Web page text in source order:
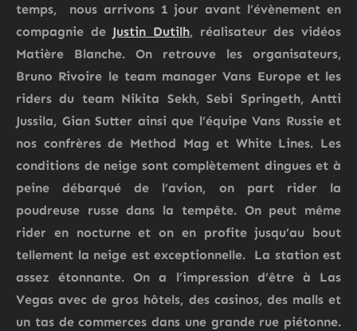
temps, nous arrivons 1 jour avant l’évènement en
compagnie de Justin Dutilh, réalisateur des vidéos
Matière Blanche. On retrouve les organisateurs,
Bruno Rivoire le team manager Vans Europe et les
riders du team Nikita Sekh, Sebi Springeth, Antti
Jussila, Gian Sutter ainsi que l’équipe Vans Russie et
nos confrères de Method Mag et White Lines. Les
conditions de neige sont complètement dingues et à
peine débarqué de l’avion, on part rider la
poudreuse russe dans la tempête. On peut même
rider en nocturne et on en profite jusqu’au bout
tellement la neige est exceptionnelle. La station est
assez étonnante. On a l’impression d’être à Las
Vegas avec de gros hôtels, des casinos, des malls et
un tas de commerces dans une grande rue piétonne.